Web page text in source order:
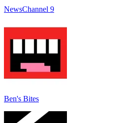
NewsChannel 9
Ben's Bites